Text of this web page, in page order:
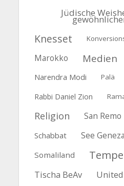
Jüdische
Knesset
Marokko Medien
Narendra Modi Palä
Rabbi Daniel Zion
Religion San Remo
Schabbat
See
Somaliland
Tischa BeAv